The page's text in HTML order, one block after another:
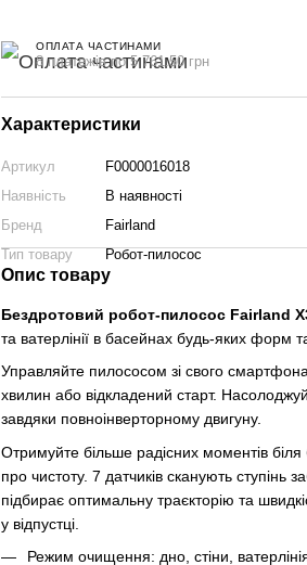
ОПЛАТА ЧАСТИНАМИ
8 платежів по 5 761.50 грн
Характеристики
Артикул
F0000016018
Наявність
В наявності
Бренд
Fairland
Тип товару
Робот-пилосос
Опис товару
Бездротовий робот-пилосос Fairland
та ватерлінії в басейнах будь-яких
Управляйте пилососом зі свого
хвилин або відкладений старт.
завдяки повноінверторному двигуну.
Отримуйте більше радісних моментів
про чистоту. 7 датчиків сканують ступінь
підбирає оптимальну траєкторію та
у відпустці.
Режим очищення: дно, стіни,